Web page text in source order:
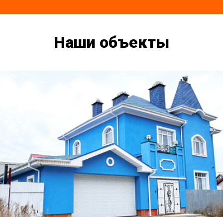
Наши объекты